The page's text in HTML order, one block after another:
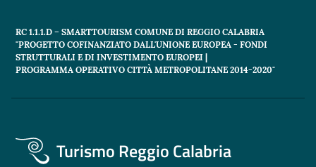
RC 1.1.1.D – SMARTTOURISM COMUNE DI REGGIO CALABRIA
"PROGETTO COFINANZIATO DALL'UNIONE EUROPEA - FONDI
STRUTTURALI E DI INVESTIMENTO EUROPEI |
PROGRAMMA OPERATIVO CITTÀ METROPOLITANE 2014-2020"
Turismo Reggio Calabria